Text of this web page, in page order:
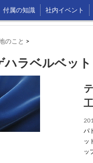
付属の知識 社内イベント
のこと >
ハラベルベッ
パ
ッ
ッ